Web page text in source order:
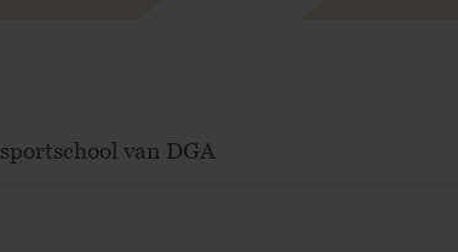
van DGA